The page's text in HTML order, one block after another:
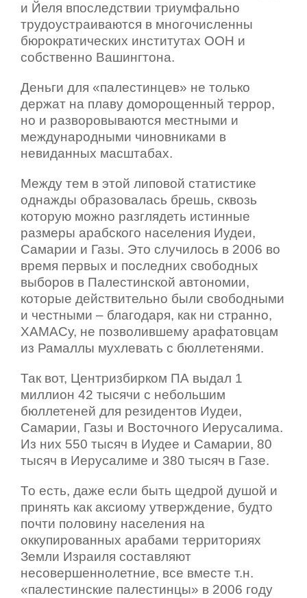
и Йеля впоследствии триумфально
трудоустраиваются в многочисленны
бюрократических институтах ООН и
собственно Вашингтона.
Деньги для «палестинцев» не только
держат на плаву доморощенный террор,
но и разворовываются местными и
международными чиновниками в
невиданных масштабах.
Между тем в этой липовой статистике
однажды образовалась брешь, сквозь
которую можно разглядеть истинные
размеры арабского населения Иудеи,
Самарии и Газы. Это случилось в 2006 во
время первых и последних свободных
выборов в Палестинской автономии,
которые действительно были свободными
и честными – благодаря, как ни странно,
ХАМАСу, не позволившему арафатовцам
из Рамаллы мухлевать с бюллетенями.
Так вот, Центризбирком ПА выдал 1
миллион 42 тысячи с небольшим
бюллетеней для резидентов Иудеи,
Самарии, Газы и Восточного Иерусалима.
Из них 550 тысяч в Иудее и Самарии, 80
тысяч в Иерусалиме и 380 тысяч в Газе.
То есть, даже если быть щедрой душой и
принять как аксиому утверждение, будто
почти половину населения на
оккупированных арабами территориях
Земли Израиля составляют
несовершеннолетние, все вместе т.н.
«палестинские палестинцы» в 2006 году